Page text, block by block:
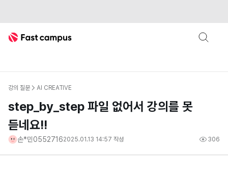
Fast Campus
강의 질문 AI CREATIVE
step_by_step 파일 없어서 강의를 못
듣네요!!
손*민05527162025.01.13 14:57 작성 306